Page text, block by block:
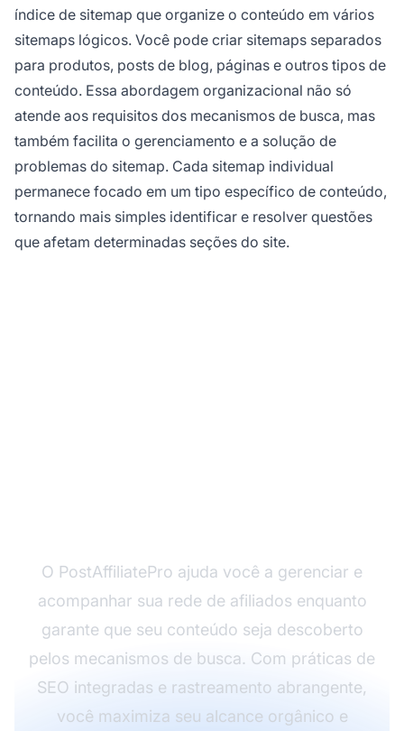
índice de sitemap que organize o conteúdo em vários
sitemaps lógicos. Você pode criar sitemaps separados
para produtos, posts de blog, páginas e outros tipos de
conteúdo. Essa abordagem organizacional não só
atende aos requisitos dos mecanismos de busca, mas
também facilita o gerenciamento e a solução de
problemas do sitemap. Cada sitemap individual
permanece focado em um tipo específico de conteúdo,
tornando mais simples identificar e resolver questões
que afetam determinadas seções do site.
O PostAffiliatePro ajuda você a gerenciar e
acompanhar sua rede de afiliados enquanto
garante que seu conteúdo seja descoberto
pelos mecanismos de busca. Com práticas de
SEO integradas e rastreamento abrangente,
você maximiza seu alcance orgânico e